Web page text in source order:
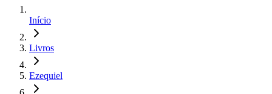
Início
Livros
Ezequiel